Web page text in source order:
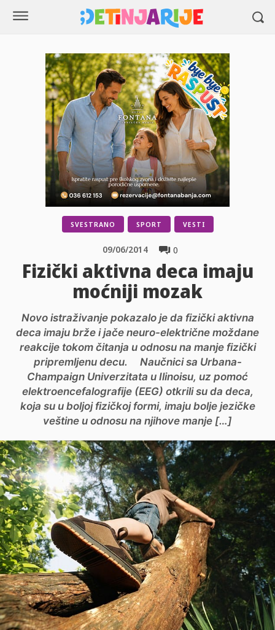
SVESTRANO SPORT VESTI
0
09/06/2014
Fizički aktivna deca imaju
moćniji mozak
Novo istraživanje pokazalo je da fizički aktivna
deca imaju brže i jače neuro-električne moždane
reakcije tokom čitanja u odnosu na manje fizički
pripremljenu decu. Naučnici sa Urbana-
Champaign Univerzitata u Ilinoisu, uz pomoć
elektroencefalografije (EEG) otkrili su da deca,
koja su u boljoj fizičkoj formi, imaju bolje jezičke
veštine u odnosu na njihove manje […]